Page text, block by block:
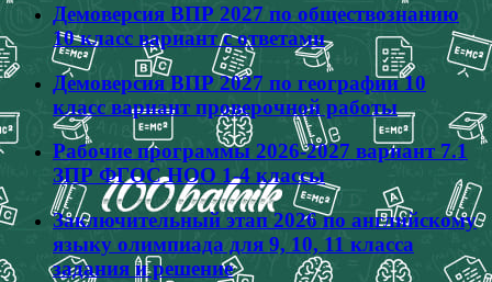
Демоверсия ВПР 2027 по обществознанию
10 класс вариант с ответами
Демоверсия ВПР 2027 по географии 10
класс вариант проверочной работы
Рабочие программы 2026-2027 вариант 7.1
ЗПР ФГОС НОО 1-4 классы
Заключительный этап 2026 по английскому
языку олимпиада для 9, 10, 11 класса
задания и решение